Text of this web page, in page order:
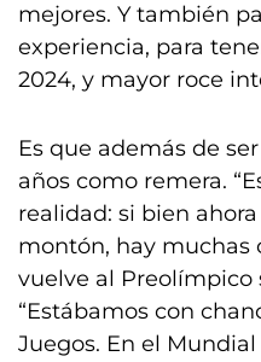
mejores. Y también
experiencia, para
2024, y mayor roce
Es que además de
años como remera.
realidad: si bien
montón, hay muchas
vuelve al Preolímpico
“Estábamos con
Juegos. En el